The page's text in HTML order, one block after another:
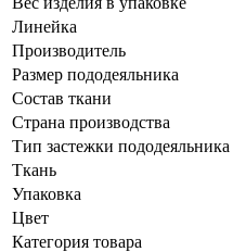
Линейка
Производитель
Размер пододеяльника
Состав ткани
Страна производства
Тип застежки пододеяльника
Ткань
Упаковка
Цвет
Категория товара